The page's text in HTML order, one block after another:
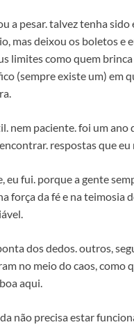
a pesar. talvez tenha
mas deixou os boletos e
limites como quem
(sempre existe um) em
nem paciente. foi um ano
respostas que
fui. porque a gente
força da fé e na teimosia
dos dedos. outros,
no meio do caos, como
aqui.
não precisa estar